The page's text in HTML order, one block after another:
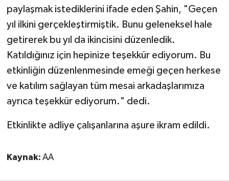
paylaşmak istediklerini ifade eden Şahin, "Geçen
yıl ilkini gerçekleştirmiştik. Bunu geleneksel hale
getirerek bu yıl da ikincisini düzenledik.
Katıldığınız için hepinize teşekkür ediyorum. Bu
etkinliğin düzenlenmesinde emeği geçen herkese
ve katılım sağlayan tüm mesai arkadaşlarımıza
ayrıca teşekkür ediyorum." dedi.
Etkinlikte adliye çalışanlarına aşure ikram edildi.
Kaynak: AA